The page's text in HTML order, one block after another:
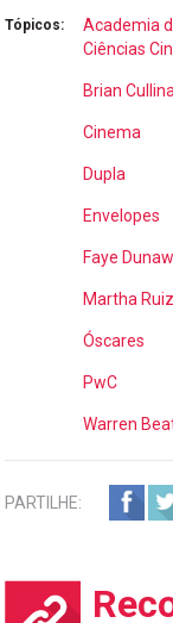
Tópicos:
Academia
Ciências
Brian
Cinema
Dupla
Envelopes
Faye
Martha Ruiz
Óscares
PwC
Warren
PARTILHE: